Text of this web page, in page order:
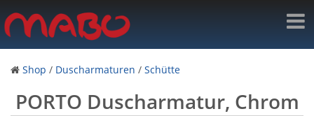
Shop / Duscharmaturen / Schütte
PORTO Duscharmatur, Chrom